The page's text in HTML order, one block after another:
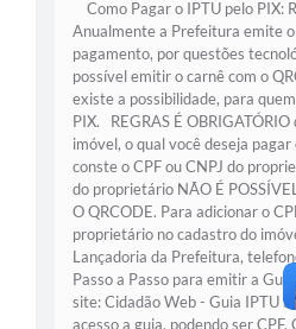
Como Pagar o IPTU pelo PIX:
Anualmente a Prefeitura emite
pagamento, por questões
possível emitir o carnê com o
existe a possibilidade, para
PIX. REGRAS É
imóvel, o qual você deseja
conste o CPF ou CNPJ do
do proprietário NÃO É
O QRCODE. Para adicionar o
proprietário no cadastro do
Lançadoria da Prefeitura,
Passo a Passo para emitir a
site: Cidadão Web - Guia IPTU
acesso a guia, podendo ser CPF,